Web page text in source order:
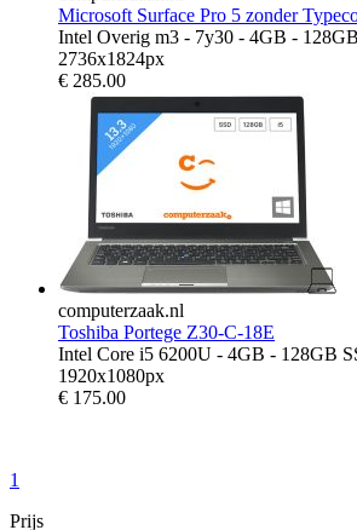
Microsoft Surface Pro 5 zonder
Intel Overig m3 - 7y30 - 4GB -
2736x1824px
€ 285.00
computerzaak.nl
Toshiba Portege Z30-C-18E
Intel Core i5 6200U - 4GB - 128GB
1920x1080px
€ 175.00
1
Prijs